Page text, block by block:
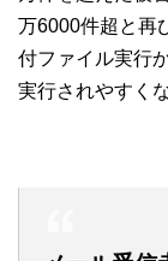
万6000件超と再
付ファイル実行
実行されやすく